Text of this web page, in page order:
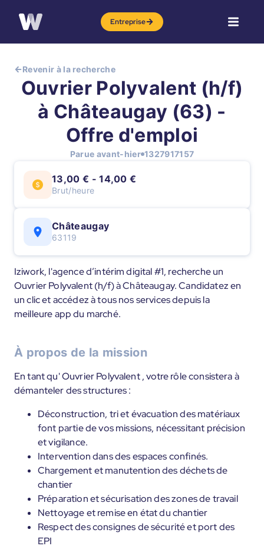
Entreprise
Revenir à la recherche
Ouvrier Polyvalent (h/f)
à Châteaugay (63) -
Offre d'emploi
Parue avant-hier 1327917157
13,00 € - 14,00 €
Brut/heure
Châteaugay
63119
Iziwork, l'agence d’intérim digital #1, recherche un
Ouvrier Polyvalent (h/f) à Châteaugay. Candidatez en
un clic et accédez à tous nos services depuis la
meilleure app du marché.
À propos de la mission
En tant qu' Ouvrier Polyvalent , votre rôle consistera à
démanteler des structures :
Déconstruction, tri et évacuation des matériaux
font partie de vos missions, nécessitant précision
et vigilance.
Intervention dans des espaces confinés.
Chargement et manutention des déchets de
chantier
Préparation et sécurisation des zones de travail
Nettoyage et remise en état du chantier
Respect des consignes de sécurité et port des
EPI